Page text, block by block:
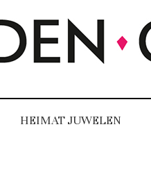
HEIMAT JUWELEN